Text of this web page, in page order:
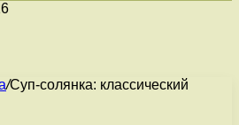
/Суп-солянка: классический